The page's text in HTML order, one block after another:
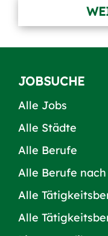
JOBSUCHE
Alle Jobs
Alle Städte
Alle Berufe
Alle Berufe
Alle
Alle